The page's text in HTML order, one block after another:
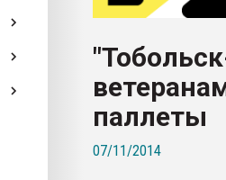
пластмасс
ситуацией на строительном
Всё, что касается выдува ПЭТ
бутылок
ПЕРЕЙТИ НА ФОРУМ
паллеты
07/11/2014